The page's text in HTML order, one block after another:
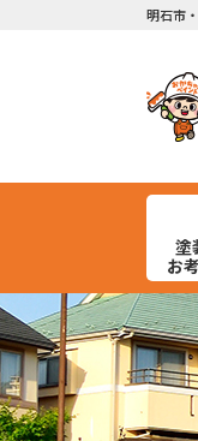
明石市
塗
お